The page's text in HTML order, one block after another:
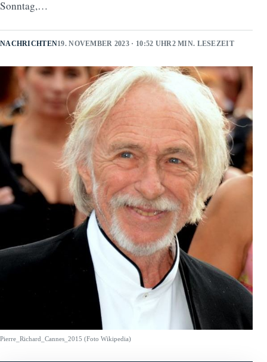
Sonntag,…
NACHRICHTEN19. NOVEMBER 2023 · 10:52 UHR2 MIN. LESEZEIT
Pierre_Richard_Cannes_2015 (Foto Wikipedia)